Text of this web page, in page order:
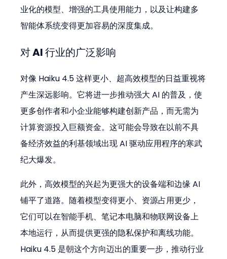
业化的模型、增强的工具使用能力，以及让构建多
智能体系统变得更加容易的深度集成。
对 AI 行业的广泛影响
对像 Haiku 4.5 这样更小、超高效模型的日益重视将
产生深远影响。它将进一步推动强大 AI 的普及，使
更多创作者和小企业能够构建创新产品，而无需为
计算资源投入巨额资金。这可能会导致在以前不具
备经济效益的利基领域出现 AI 驱动应用程序的寒武
纪大爆发。
此外，高效模型的兴起为更强大的设备端和边缘 AI
铺平了道路。随着模型变得更小、资源占用更少，
它们可以在智能手机、笔记本电脑和物联网设备上
本地运行，从而提供更强的隐私保护和离线功能。
Haiku 4.5 是朝这个方向迈出的重要一步，推动行业